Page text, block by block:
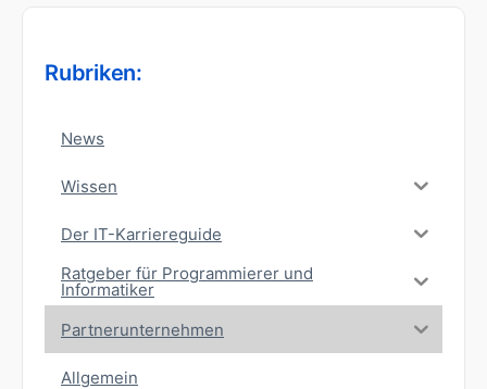
Rubriken:
News
Wissen
Der IT-Karriereguide
Ratgeber für Programmierer und
Informatiker
Partnerunternehmen
Allgemein